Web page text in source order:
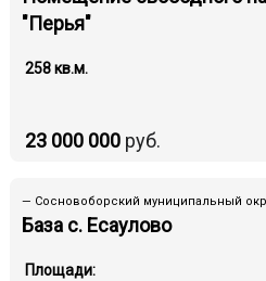
"Перья"
23 000 000руб.
258 кв.м.
База с. Есаулово
Площади: